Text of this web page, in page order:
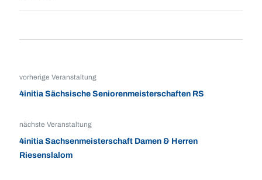
vorherige Veranstaltung
4initia Sächsische Seniorenmeisterschaften RS
nächste Veranstaltung
4initia Sachsenmeisterschaft Damen & Herren
Riesenslalom